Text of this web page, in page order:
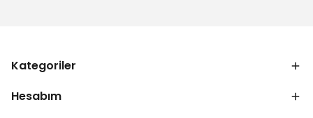
Kategoriler
Hesabım